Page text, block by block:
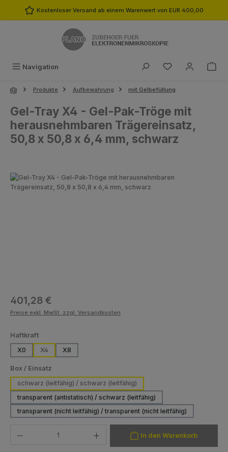
Zum Hauptinhalt springen
Kostenloser Versand ab einem Warenwert von EUR 400,00
Navigation Du hast 0
Produkte Aufbewahrung mit Gelbefüllung
Gel-Tray X4 - Gel-Pak-Tröge mit
herausnehmbaren Trägereinsatz,
50,8 x 50,8 x 6,4 mm, schwarz
Bildergalerie überspringen
Regulärer Preis:
401,28 €
Preise exkl. MwSt. zzgl. Versandkosten
Haftkraftauswählen
X0
X4 X8
Box / Einsatz
schwarz (leitfähig) / schwarz (leitfähig)
transparent (antistatisch) / schwarz (leitfähig)
transparent (nicht leitfähig) / transparent (nicht leitfähig)
In den Warenkorb